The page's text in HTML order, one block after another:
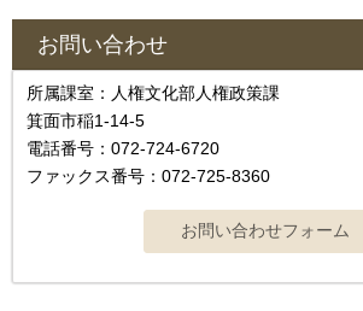
お問い合わせ
所属課室：人権文化部人権政策課
箕面市稲1-14-5
電話番号：072-724-6720
ファックス番号：072-725-8360